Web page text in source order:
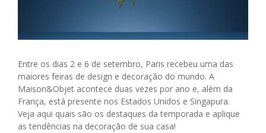
Entre os dias 2 e 6 de setembro, Paris recebeu uma das
maiores feiras de design e decoração do mundo. A
Maison&Objet acontece duas vezes por ano e, além da
França, está presente nos Estados Unidos e Singapura.
Veja aqui quais são os destaques da temporada e aplique
as tendências na decoração de sua casa!